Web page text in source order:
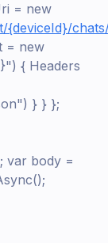
= new
{deviceId}/
= new
{ Headers
} } };
var body =